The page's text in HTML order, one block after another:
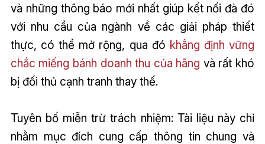
và những thông báo mới nhất giúp kết nối đà đó
với nhu cầu của ngành về các giải pháp thiết
thực, có thể mở rộng, qua đó khẳng định vững
chắc miếng bánh doanh thu của hãng và rất khó
bị đối thủ cạnh tranh thay thế.
Tuyên bố miễn trừ trách nhiệm: Tài liệu này chỉ
nhằm mục đích cung cấp thông tin chung và